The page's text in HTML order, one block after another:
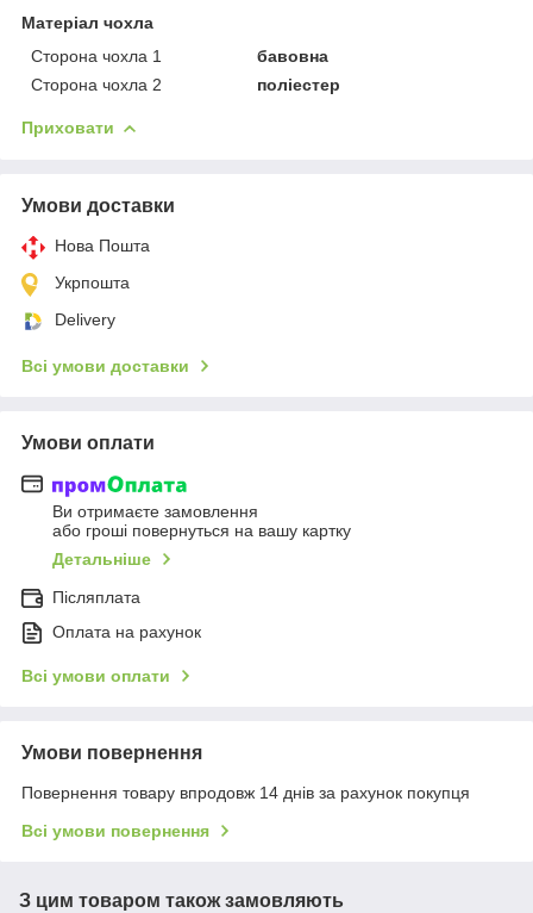
Матеріал чохла
Сторона чохла 1
бавовна
Сторона чохла 2
поліестер
Приховати
Умови доставки
Нова Пошта
Укрпошта
Delivery
Всі умови доставки
Умови оплати
Ви отримаєте замовлення
або гроші повернуться на вашу картку
Детальніше
Післяплата
Оплата на рахунок
Всі умови оплати
Умови повернення
Повернення товару впродовж 14 днів за рахунок покупця
Всі умови повернення
З цим товаром також замовляють